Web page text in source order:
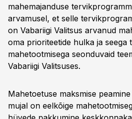
mahemajanduse
arvamusel, et selle
on Vabariigi Valitsus arvanud
oma prioriteetide hulka ja seega
mahetootmisega seonduvaid
Vabariigi Valitsuses.
Mahetoetuse maksmise
mujal on eelkõige